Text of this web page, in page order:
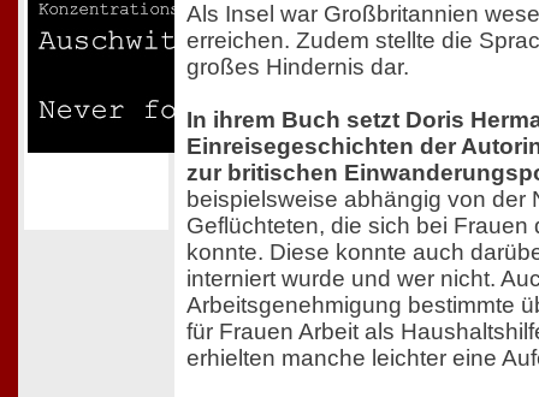
Als Insel war Großbritannien
erreichen. Zudem stellte die
großes Hindernis dar.
In ihrem Buch setzt Doris
Einreisegeschichten der
zur britischen
beispielsweise abhängig von der
Geflüchteten, die sich bei Frauen
konnte. Diese konnte auch
interniert wurde und wer nicht.
Arbeitsgenehmigung bestimmte
für Frauen Arbeit als
erhielten manche leichter eine